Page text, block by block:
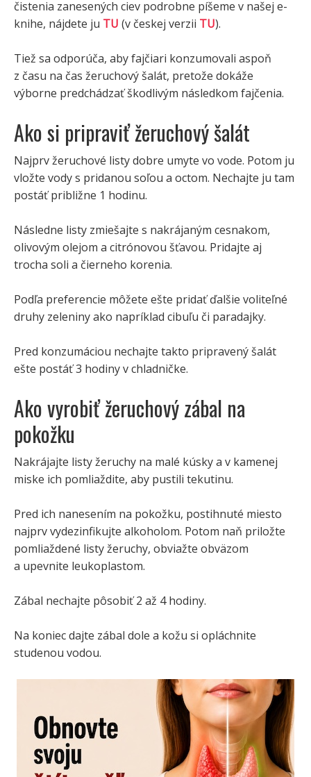
čistenia zanesených ciev podrobne píšeme v našej e-
knihe, nájdete ju TU (v českej verzii TU).
Tiež sa odporúča, aby fajčiari konzumovali aspoň
z času na čas žeruchový šalát, pretože dokáže
výborne predchádzať škodlivým následkom fajčenia.
Ako si pripraviť žeruchový šalát
Najprv žeruchové listy dobre umyte vo vode. Potom ju
vložte vody s pridanou soľou a octom. Nechajte ju tam
postáť približne 1 hodinu.
Následne listy zmiešajte s nakrájaným cesnakom,
olivovým olejom a citrónovou šťavou. Pridajte aj
trocha soli a čierneho korenia.
Podľa preferencie môžete ešte pridať ďalšie voliteľné
druhy zeleniny ako napríklad cibuľu či paradajky.
Pred konzumáciou nechajte takto pripravený šalát
ešte postáť 3 hodiny v chladničke.
Ako vyrobiť žeruchový zábal na
pokožku
Nakrájajte listy žeruchy na malé kúsky a v kamenej
miske ich pomliaždite, aby pustili tekutinu.
Pred ich nanesením na pokožku, postihnuté miesto
najprv vydezinfikujte alkoholom. Potom naň priložte
pomliaždené listy žeruchy, obviažte obväzom
a upevnite leukoplastom.
Zábal nechajte pôsobiť 2 až 4 hodiny.
Na koniec dajte zábal dole a kožu si opláchnite
studenou vodou.